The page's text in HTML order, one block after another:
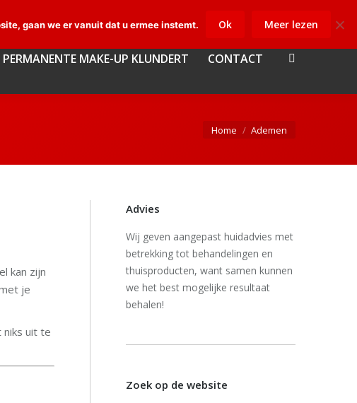
PERMANENTE MAKE-UP KLUNDERT CONTACT Search:
Je bent hier:
Home Ademen
kan zijn
je
niks uit te
Advies
Wij geven aangepast huidadvies met
betrekking tot behandelingen en
thuisproducten, want samen kunnen
we het best mogelijke resultaat
behalen!
Zoek op de website
gaan we er vanuit dat u ermee instemt. Ok Meer lezen
PERMANENTE MAKE-UP KLUNDERT CONTACT Search: